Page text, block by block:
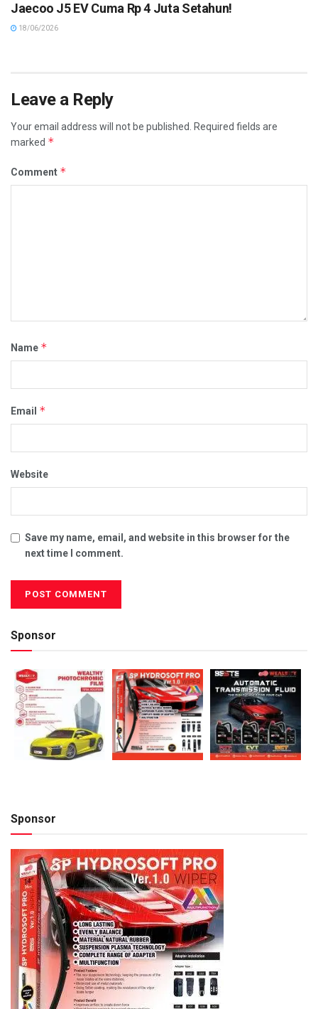
Jaecoo J5 EV Cuma Rp 4 Juta Setahun!
18/06/2026
Leave a Reply
Your email address will not be published. Required fields are
marked *
Comment *
Name *
Email *
Website
Save my name, email, and website in this browser for the
next time I comment.
Sponsor
Sponsor